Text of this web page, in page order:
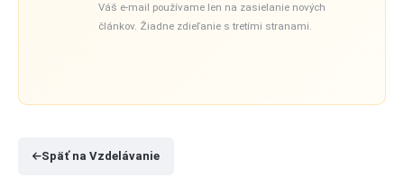
Váš e-mail používame len na zasielanie nových
článkov. Žiadne zdieľanie s tretími stranami.
Späť na Vzdelávanie